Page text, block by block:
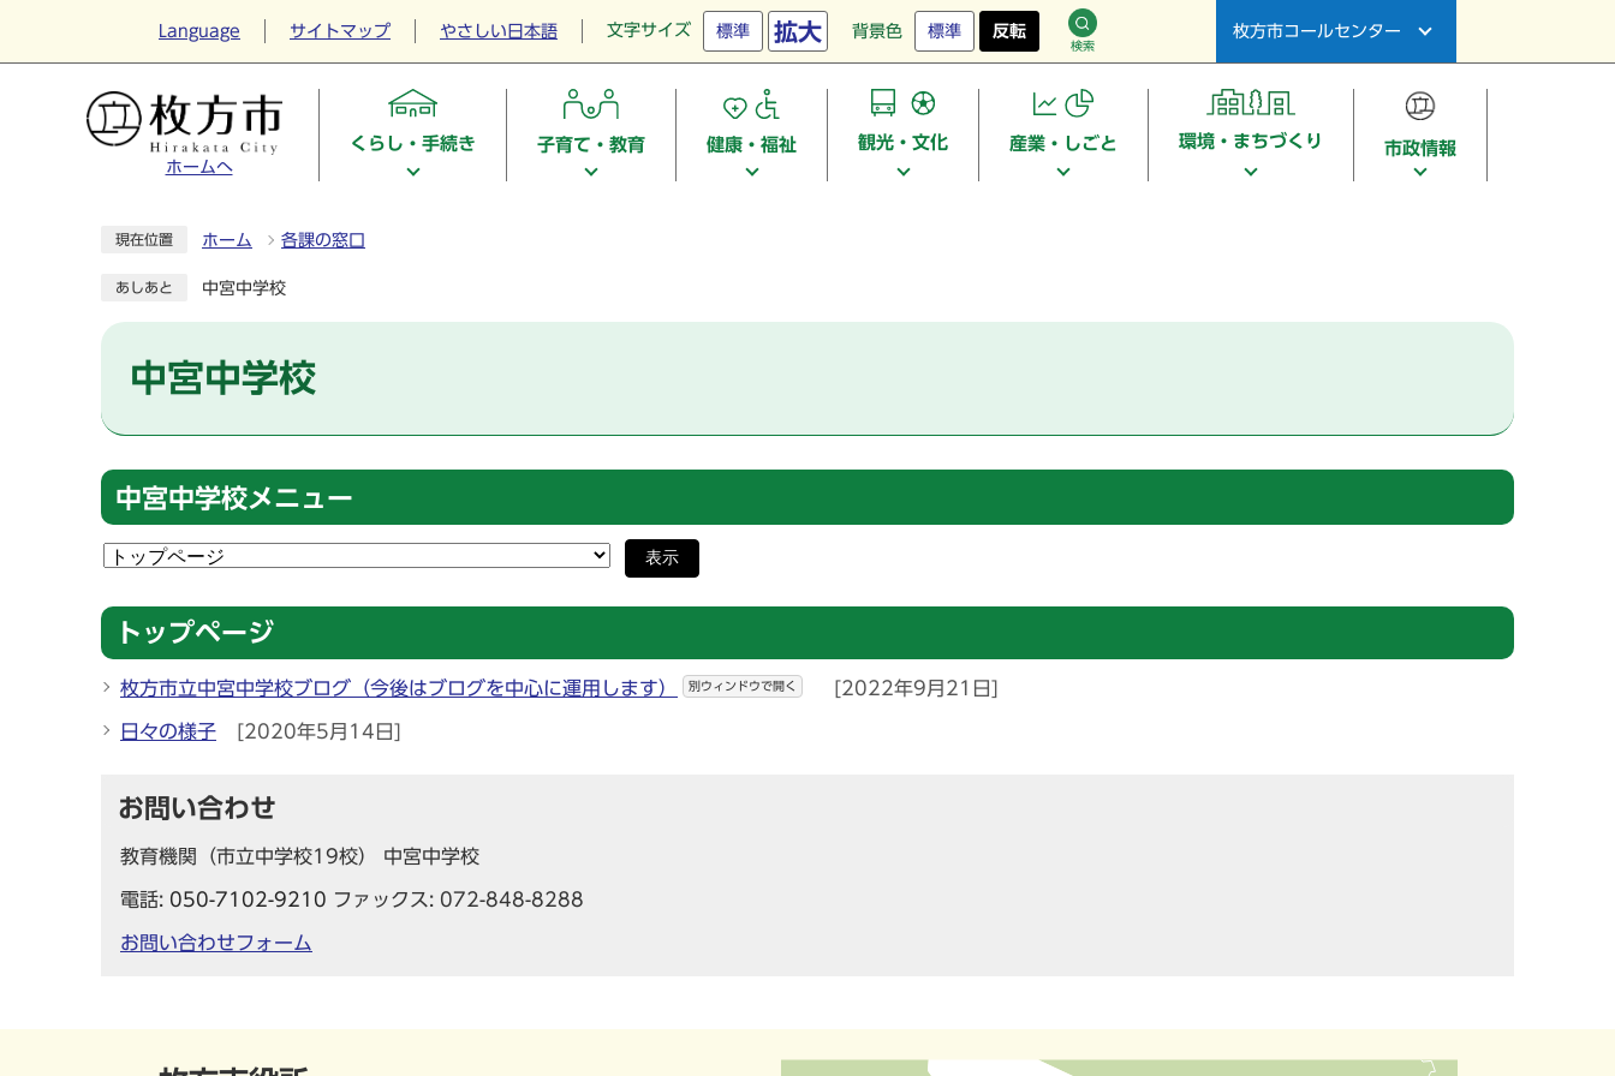
Language サイトマップ やさしい日本語 文字サイズ 標準 拡大 背景色 標準 反転
検索
枚方市コールセンター
ホームへ
くらし・手続き 子育て・教育 健康・福祉 観光・文化 産業・しごと 環境・まちづくり 市政情報
現在位置 ホーム 各課の窓口
あしあと 中宮中学校
中宮中学校
中宮中学校メニュー
表示
トップページ
枚方市立中宮中学校ブログ（今後はブログを中心に運用します） 別ウィンドウで開く [2022年9月21日]
日々の様子 [2020年5月14日]
お問い合わせ
教育機関（市立中学校19校） 中宮中学校
電話: 050-7102-9210 ファックス: 072-848-8288
お問い合わせフォーム